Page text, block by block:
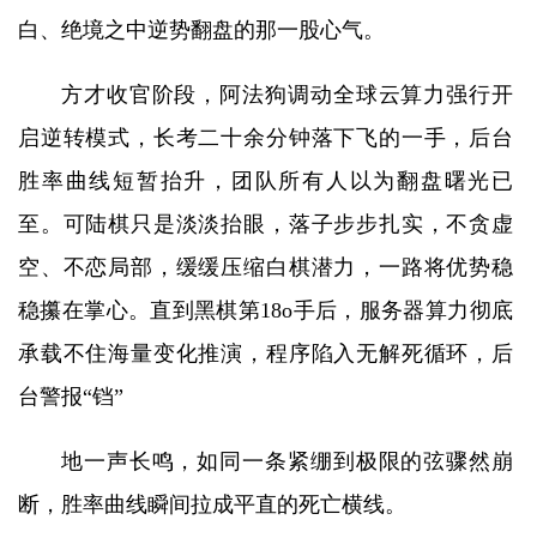
白、绝境之中逆势翻盘的那一股心气。
方才收官阶段，阿法狗调动全球云算力强行开
启逆转模式，长考二十余分钟落下飞的一手，后台
胜率曲线短暂抬升，团队所有人以为翻盘曙光已
至。可陆棋只是淡淡抬眼，落子步步扎实，不贪虚
空、不恋局部，缓缓压缩白棋潜力，一路将优势稳
稳攥在掌心。直到黑棋第18o手后，服务器算力彻底
承载不住海量变化推演，程序陷入无解死循环，后
台警报“铛”
地一声长鸣，如同一条紧绷到极限的弦骤然崩
断，胜率曲线瞬间拉成平直的死亡横线。